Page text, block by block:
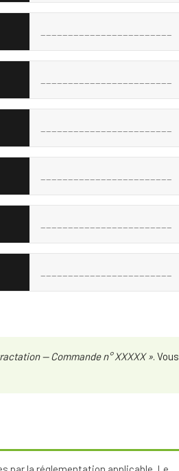
— Commande n° XXXXX ». Vous